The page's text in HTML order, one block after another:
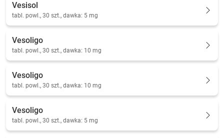
Vesisol
tabl. powl., 30 szt., dawka: 5 mg
Vesoligo
tabl. powl., 30 szt., dawka: 10 mg
Vesoligo
tabl. powl., 30 szt., dawka: 10 mg
Vesoligo
tabl. powl., 30 szt., dawka: 5 mg